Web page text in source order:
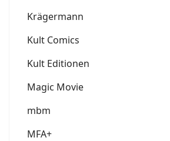
Krägermann
Kult Comics
Kult Editionen
Magic Movie
mbm
MFA+